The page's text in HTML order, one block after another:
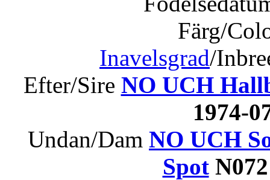
Färg/
Inavelsgrad/
Efter/Sire NO UCH
1974-
Undan/Dam NO UCH
Spot